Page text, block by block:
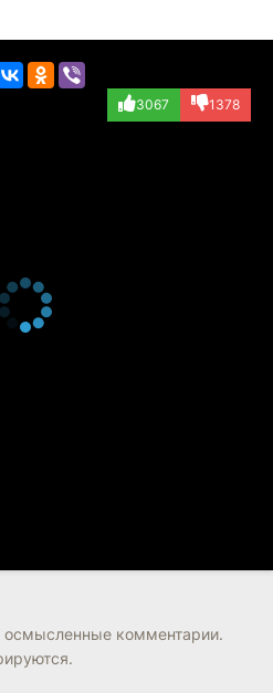
3067 1378
осмысленные комментарии.